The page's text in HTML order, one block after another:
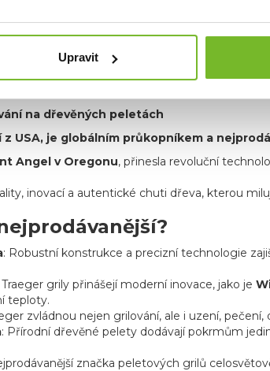
Upravit
na dřevěných peletách
USA, je globálním průkopníkem a
Angel v Oregonu, přinesla revoluční
inovací a autentické chuti dřeva, kterou
: Robustní konstrukce a precizní technologie
Traeger grily přinášejí moderní inovace, jako je
teploty.
zvládnou nejen grilování, ale i uzení,
: Přírodní dřevěné pelety dodávají pokrmům
značka peletových grilů